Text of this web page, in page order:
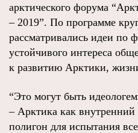
арктического форума
– 2019”. По программе
рассматривались идеи по
устойчивого интереса
к развитию Арктики,
“Это могут быть
– Арктика как
полигон для испытания